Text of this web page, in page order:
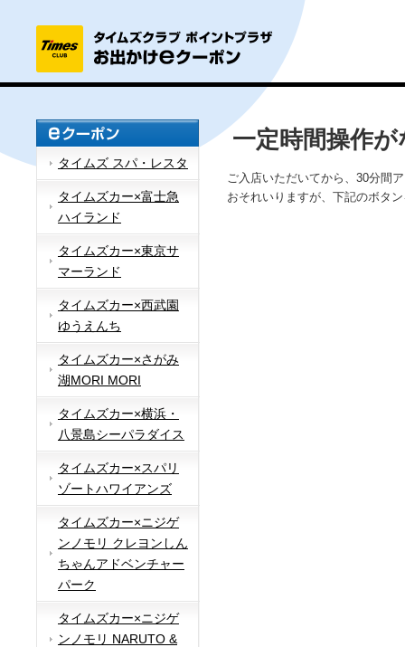
タイムズ スパ・レスタ
タイムズカー×富士急
ハイランド
タイムズカー×東京サ
マーランド
タイムズカー×西武園
ゆうえんち
タイムズカー×さがみ
湖MORI MORI
タイムズカー×横浜・
八景島シーパラダイス
タイムズカー×スパリ
ゾートハワイアンズ
タイムズカー×ニジゲ
ンノモリ クレヨンしん
ちゃんアドベンチャー
パーク
タイムズカー×ニジゲ
ンノモリ NARUTO &
一定時間操作
ご入店いただいてから、30分間
おそれいりますが、下記のボタ